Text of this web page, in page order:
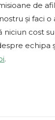
de
și faci
niciun cost
echipa
.